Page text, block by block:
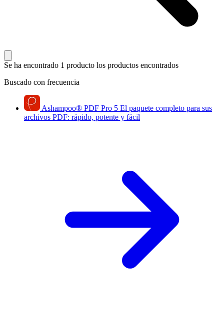
Se ha encontrado 1 producto los productos encontrados
Buscado con frecuencia
Ashampoo® PDF Pro 5 El paquete completo para sus
archivos PDF: rápido, potente y fácil